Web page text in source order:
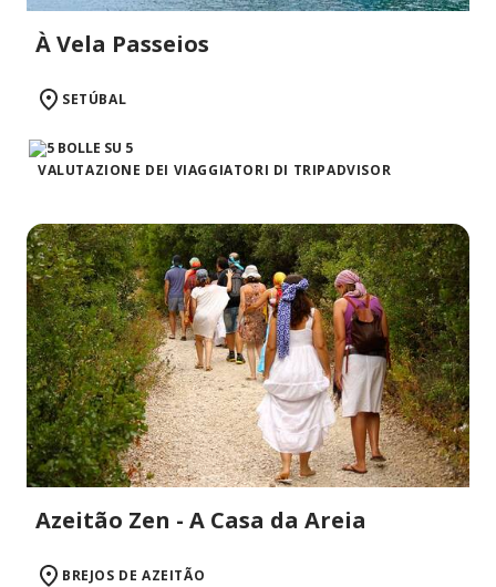
À Vela Passeios
SETÚBAL
VALUTAZIONE DEI VIAGGIATORI DI TRIPADVISOR
Azeitão Zen - A Casa da Areia
BREJOS DE AZEITÃO